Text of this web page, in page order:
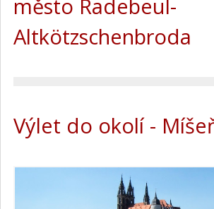
město Radebeul-
Altkötzschenbroda
Výlet do okolí -